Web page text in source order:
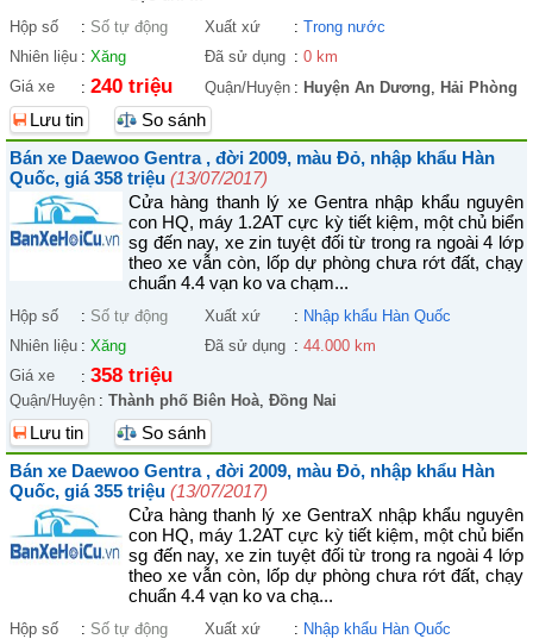
Hộp số : Số tự động Xuất xứ : Trong nước
Nhiên liệu : Xăng Đã sử dụng : 0 km
Giá xe
: 240 triệu Quận/Huyện : Huyện An Dương, Hải Phòng
Lưu tin
So sánh
Bán xe Daewoo Gentra , đời 2009, màu Đỏ, nhập khẩu Hàn
Quốc, giá 358 triệu (13/07/2017)
Cửa hàng thanh lý xe Gentra nhập khẩu nguyên
con HQ, máy 1.2AT cực kỳ tiết kiệm, một chủ biển
sg đến nay, xe zin tuyệt đối từ trong ra ngoài 4 lớp
theo xe vẫn còn, lốp dự phòng chưa rớt đất, chạy
chuẩn 4.4 vạn ko va chạm...
Hộp số : Số tự động Xuất xứ : Nhập khẩu Hàn Quốc
Nhiên liệu : Xăng Đã sử dụng : 44.000 km
Giá xe
: 358 triệu
Quận/Huyện : Thành phố Biên Hoà, Đồng Nai
Lưu tin
So sánh
Bán xe Daewoo Gentra , đời 2009, màu Đỏ, nhập khẩu Hàn
Quốc, giá 355 triệu (13/07/2017)
Cửa hàng thanh lý xe GentraX nhập khẩu nguyên
con HQ, máy 1.2AT cực kỳ tiết kiệm, một chủ biển
sg đến nay, xe zin tuyệt đối từ trong ra ngoài 4 lớp
theo xe vẫn còn, lốp dự phòng chưa rớt đất, chạy
chuẩn 4.4 vạn ko va chạ...
Hộp số : Số tự động Xuất xứ : Nhập khẩu Hàn Quốc